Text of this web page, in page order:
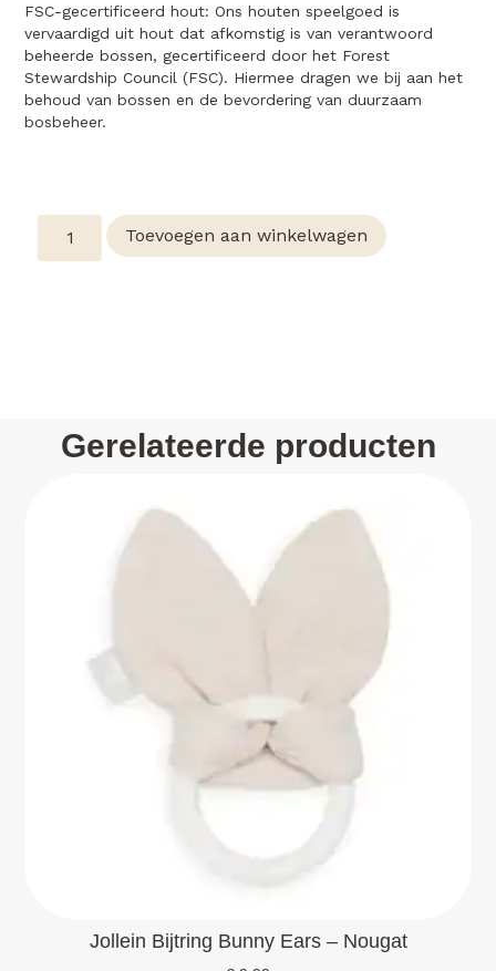
FSC-gecertificeerd hout:Ons houten speelgoed is
vervaardigd uit hout dat afkomstig is van verantwoord
beheerde bossen, gecertificeerd door het Forest
Stewardship Council (FSC). Hiermee dragen we bij aan het
behoud van bossen en de bevordering van duurzaam
bosbeheer.
Toevoegen aan winkelwagen
Gerelateerde producten
Jollein Bijtring Bunny Ears – Nougat